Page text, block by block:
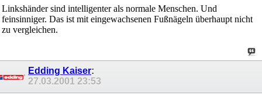
Linkshänder sind intelligenter als normale Menschen. Und
feinsinniger. Das ist mit eingewachsenen Fußnägeln überhaupt nicht
zu vergleichen.
Edding Kaiser:
27.03.2001 23:53